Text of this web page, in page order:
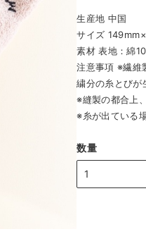
生産地 中国
サイズ
素材 表地：綿
注意事項 ※繊維
繍分の糸とびが
※縫製の都合上
※糸が出ている
数量